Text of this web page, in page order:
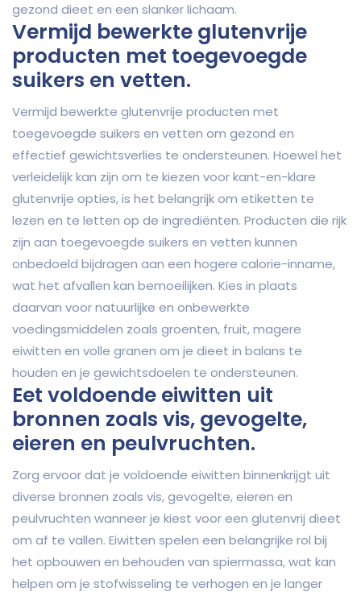
gezond dieet en een slanker lichaam.
Vermijd bewerkte glutenvrije
producten met toegevoegde
suikers en vetten.
Vermijd bewerkte glutenvrije producten met
toegevoegde suikers en vetten om gezond en
effectief gewichtsverlies te ondersteunen. Hoewel het
verleidelijk kan zijn om te kiezen voor kant-en-klare
glutenvrije opties, is het belangrijk om etiketten te
lezen en te letten op de ingrediënten. Producten die rijk
zijn aan toegevoegde suikers en vetten kunnen
onbedoeld bijdragen aan een hogere calorie-inname,
wat het afvallen kan bemoeilijken. Kies in plaats
daarvan voor natuurlijke en onbewerkte
voedingsmiddelen zoals groenten, fruit, magere
eiwitten en volle granen om je dieet in balans te
houden en je gewichtsdoelen te ondersteunen.
Eet voldoende eiwitten uit
bronnen zoals vis, gevogelte,
eieren en peulvruchten.
Zorg ervoor dat je voldoende eiwitten binnenkrijgt uit
diverse bronnen zoals vis, gevogelte, eieren en
peulvruchten wanneer je kiest voor een glutenvrij dieet
om af te vallen. Eiwitten spelen een belangrijke rol bij
het opbouwen en behouden van spiermassa, wat kan
helpen om je stofwisseling te verhogen en je langer